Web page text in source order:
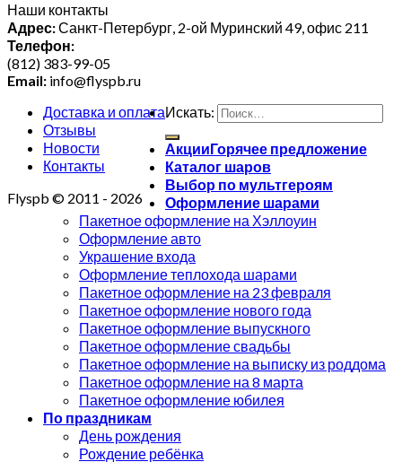
Наши контакты
Адрес:Санкт-Петербург, 2-ой Муринский 49, офис 211
Телефон:
(812) 383-99-05
Email: info@flyspb.ru
Доставка и оплата
Отзывы
Новости
Контакты
Flyspb © 2011 - 2026
Искать:
Акции
Каталог шаров
Выбор по мультгероям
Оформление шарами
Пакетное оформление на Хэллоуин
Оформление авто
Украшение входа
Оформление теплохода шарами
Пакетное оформление на 23 февраля
Пакетное оформление нового года
Пакетное оформление выпускного
Пакетное оформление свадьбы
Пакетное оформление на выписку из роддома
Пакетное оформление на 8 марта
Пакетное оформление юбилея
По праздникам
День рождения
Рождение ребёнка